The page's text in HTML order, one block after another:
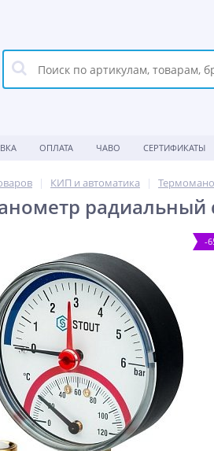
ОПЛАТА ЧАВО СЕРТИФИКАТЫ
КИП и автоматика
радиальный
-